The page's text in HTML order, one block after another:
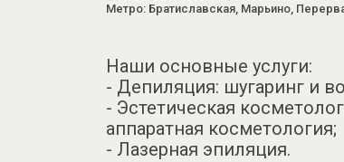
Метро: Братиславская, Марьино,
Наши основные услуги:
- Депиляция: шугаринг и
- Эстетическая
аппаратная косметология;
- Лазерная эпиляция.